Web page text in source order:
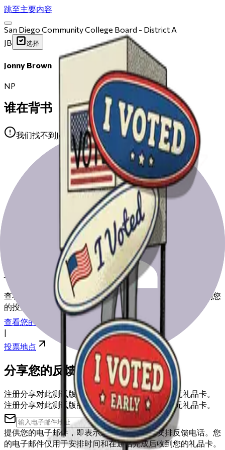
跳至主要内容
San Diego Community College Board - District A
JB
选择
Jonny Brown
NP
谁在背书
我们找不到Jonny Brown的任何公开背书。
为选举日做好准备
查看我们的资源，帮助您为选举日做好准备，从登记到找到您
的投票站。
查看您的注册
投票地点
分享您的反馈
注册分享对此测试版的反馈，您可能会获得50美元礼品卡。
注册分享对此测试版的反馈，您可能会获得50美元礼品卡。
提供您的电子邮件，即表示您同意被联系以安排反馈电话。您
的电子邮件仅用于安排时间和在通话完成后收到您的礼品卡。